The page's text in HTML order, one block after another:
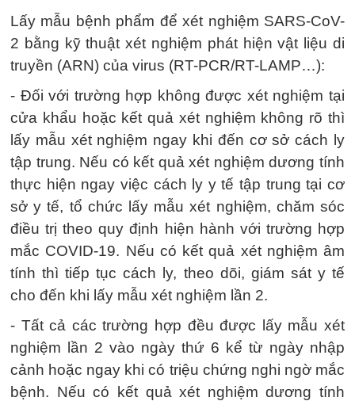
Lấy mẫu bệnh phẩm để xét nghiệm SARS-CoV-
2 bằng kỹ thuật xét nghiệm phát hiện vật liệu di
truyền (ARN) của virus (RT-PCR/RT-LAMP…):
- Đối với trường hợp không được xét nghiệm tại
cửa khẩu hoặc kết quả xét nghiệm không rõ thì
lấy mẫu xét nghiệm ngay khi đến cơ sở cách ly
tập trung. Nếu có kết quả xét nghiệm dương tính
thực hiện ngay việc cách ly y tế tập trung tại cơ
sở y tế, tổ chức lấy mẫu xét nghiệm, chăm sóc
điều trị theo quy định hiện hành với trường hợp
mắc COVID-19. Nếu có kết quả xét nghiệm âm
tính thì tiếp tục cách ly, theo dõi, giám sát y tế
cho đến khi lấy mẫu xét nghiệm lần 2.
- Tất cả các trường hợp đều được lấy mẫu xét
nghiệm lần 2 vào ngày thứ 6 kể từ ngày nhập
cảnh hoặc ngay khi có triệu chứng nghi ngờ mắc
bệnh. Nếu có kết quả xét nghiệm dương tính